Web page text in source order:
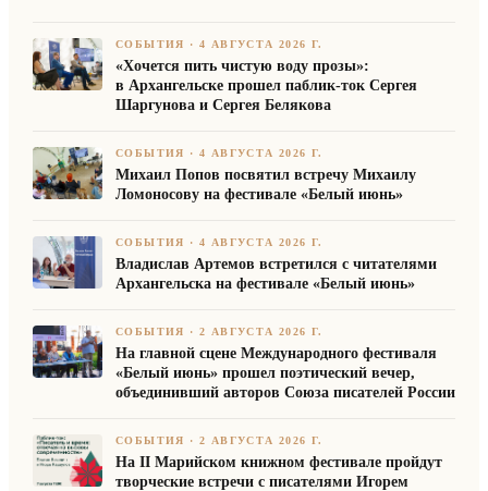
СОБЫТИЯ ·4 АВГУСТА 2026 Г.
«Хочется пить чистую воду прозы»:
в Архангельске прошел паблик-ток Сергея
Шаргунова и Сергея Белякова
СОБЫТИЯ ·4 АВГУСТА 2026 Г.
Михаил Попов посвятил встречу Михаилу
Ломоносову на фестивале «Белый июнь»
СОБЫТИЯ ·4 АВГУСТА 2026 Г.
Владислав Артемов встретился с читателями
Архангельска на фестивале «Белый июнь»
СОБЫТИЯ ·2 АВГУСТА 2026 Г.
На главной сцене Международного фестиваля
«Белый июнь» прошел поэтический вечер,
объединивший авторов Союза писателей России
СОБЫТИЯ ·2 АВГУСТА 2026 Г.
На II Марийском книжном фестивале пройдут
творческие встречи с писателями Игорем